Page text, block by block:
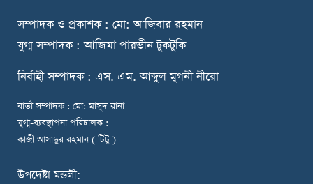
সম্পাদক ও প্রকাশক : মো: আজিবার রহমান
যুগ্ম সম্পাদক : আজিমা পারভীন টুকটুকি
নির্বাহী সম্পাদক : এস. এম. আব্দুল মুগনী নীরো
বার্তা সম্পাদক : মো: মাসুদ রানা
যুগ্ম-ব্যবস্থাপনা পরিচালক :
কাজী আসাদুর রহমান ( টিটু )
উপদেষ্টা মন্ডলী:-